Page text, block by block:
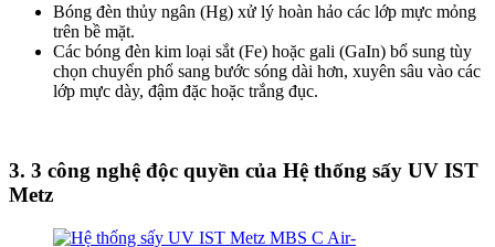
Bóng đèn thủy ngân (Hg) xử lý hoàn hảo các lớp mực mỏng
trên bề mặt.
Các bóng đèn kim loại sắt (Fe) hoặc gali (GaIn) bổ sung tùy
chọn chuyển phổ sang bước sóng dài hơn, xuyên sâu vào các
lớp mực dày, đậm đặc hoặc trắng đục.
3. 3 công nghệ độc quyền của Hệ thống sấy UV IST
Metz